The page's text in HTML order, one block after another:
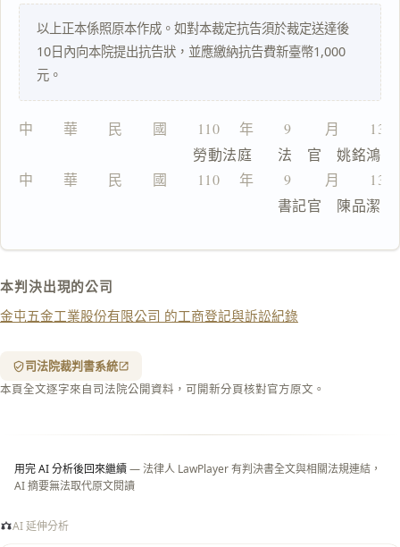
以上正本係照原本作成。如對本裁定抗告須於裁定送達後
10日內向本院提出抗告狀，並應繳納抗告費新臺幣1,000
元。
中　　華　　民　　國　　110 　年　　9 　　月　　13
                  勞動法庭      法　官　姚銘鴻
中　　華　　民　　國　　110 　年　　9 　　月　　13
                                書記官　陳品潔
本判決出現的公司
金屯五金工業股份有限公司 的工商登記與訴訟紀錄
司法院裁判書系統
本頁全文逐字來自司法院公開資料，可開新分頁核對官方原文。
用完 AI 分析後回來繼續— 法律人 LawPlayer 有判決書全文與相關法規連結，
AI 摘要無法取代原文閱讀
AI 延伸分析
複
文